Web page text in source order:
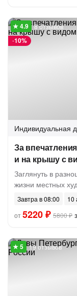
-10%
8 отзывов
Индивидуальная
За
и на крышу с
Заглянуть в
жизни местных
Завтра в 08:00
10
от5220 ₽ 5800 ₽
19 отзывов